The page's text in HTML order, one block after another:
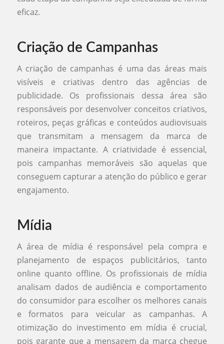
eficaz.
Criação de Campanhas
A criação de campanhas é uma das áreas mais
visíveis e criativas dentro das agências de
publicidade. Os profissionais dessa área são
responsáveis por desenvolver conceitos criativos,
roteiros, peças gráficas e conteúdos audiovisuais
que transmitam a mensagem da marca de
maneira impactante. A criatividade é essencial,
pois campanhas memoráveis são aquelas que
conseguem capturar a atenção do público e gerar
engajamento.
Mídia
A área de mídia é responsável pela compra e
planejamento de espaços publicitários, tanto
online quanto offline. Os profissionais de mídia
analisam dados de audiência e comportamento
do consumidor para escolher os melhores canais
e formatos para veicular as campanhas. A
otimização do investimento em mídia é crucial,
pois garante que a mensagem da marca chegue